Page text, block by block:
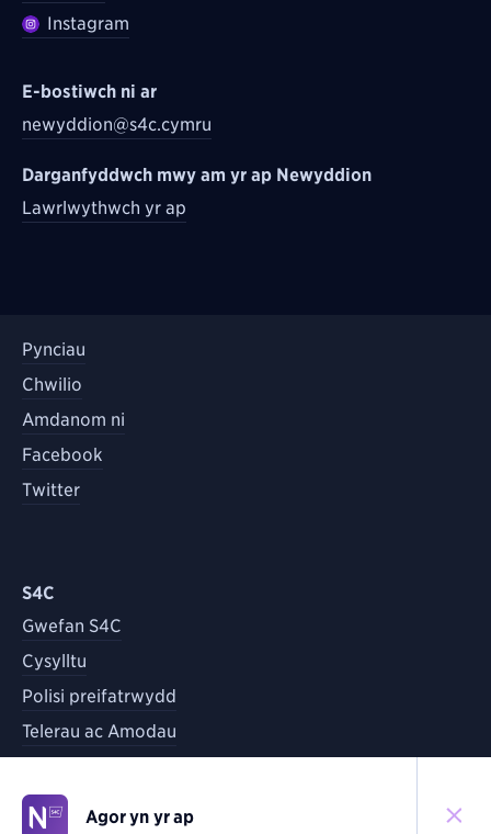
Instagram
E-bostiwch ni ar
newyddion@s4c.cymru
Darganfyddwch mwy am yr ap Newyddion
Lawrlwythwch yr ap
Pynciau
Chwilio
Amdanom ni
Facebook
Twitter
S4C
Gwefan S4C
Cysylltu
Polisi preifatrwydd
Telerau ac Amodau
Agor yn yr ap